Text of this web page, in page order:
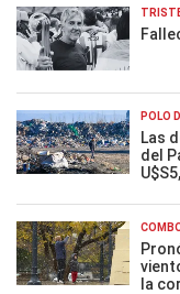
POLO
Las
del
la